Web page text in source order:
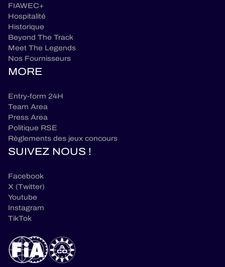
FIAWEC+
Hospitalité
Historique
Beyond The Track
Meet The Legends
Nos Fournisseurs
MORE
Entry-form 24H
Team Area
Press Area
Politique RSE
Règlements des jeux concours
SUIVEZ NOUS !
Facebook
X (Twitter)
Youtube
Instagram
TikTok